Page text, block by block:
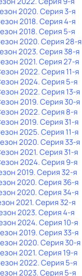
2020. Серия 3-я
2018. Серия 4-я
2018. Серия 5-я
2020. Серия 28-я
2023. Серия 38-я
2021. Серия 27-я
2022. Серия 11-я
2024. Серия 5-я
2022. Серия 13-я
2019. Серия 30-я
2022. Серия 8-я
2019. Серия 31-я
2025. Серия 11-я
2020. Серия 33-я
2021. Серия 31-я
2024. Серия 9-я
2019. Серия 32-я
2020. Серия 36-я
2020. Серия 34-я
2021. Серия 32-я
2023. Серия 4-я
2024. Серия 10-я
2019. Серия 33-я
2020. Серия 30-я
2021. Серия 19-я
2022. Серия 5-я
2023. Серия 5-я